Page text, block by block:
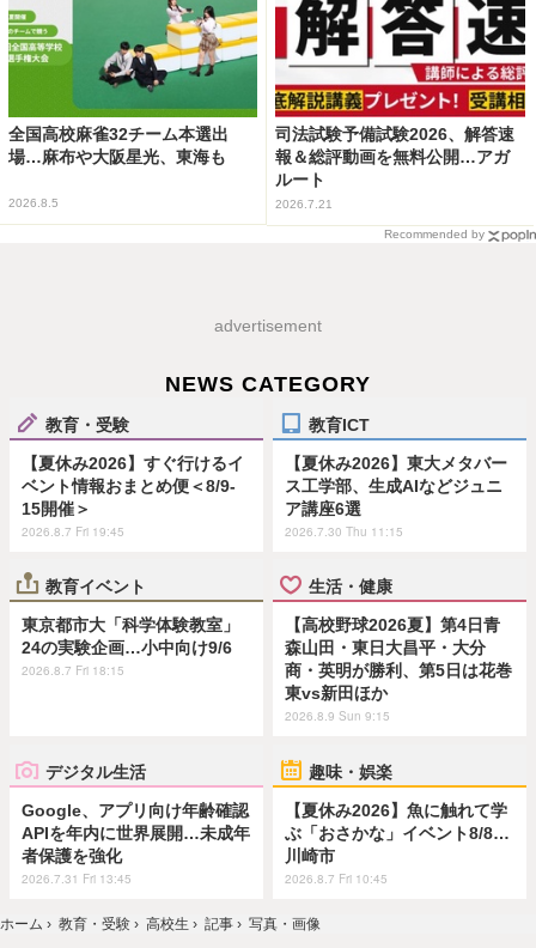
全国高校麻雀32チーム本選出
場…麻布や大阪星光、東海も
2026.8.5
司法試験予備試験2026、解答速
報＆総評動画を無料公開…アガ
ルート
2026.7.21
Recommended by
advertisement
NEWS CATEGORY
教育・受験
【夏休み2026】すぐ行けるイ
ベント情報おまとめ便＜8/9-
15開催＞
2026.8.7 Fri 19:45
教育ICT
【夏休み2026】東大メタバー
ス工学部、生成AIなどジュニ
ア講座6選
2026.7.30 Thu 11:15
教育イベント
東京都市大「科学体験教室」
24の実験企画…小中向け9/6
2026.8.7 Fri 18:15
生活・健康
【高校野球2026夏】第4日青
森山田・東日大昌平・大分
商・英明が勝利、第5日は花巻
東vs新田ほか
2026.8.9 Sun 9:15
デジタル生活
Google、アプリ向け年齢確認
APIを年内に世界展開…未成年
者保護を強化
2026.7.31 Fri 13:45
趣味・娯楽
【夏休み2026】魚に触れて学
ぶ「おさかな」イベント8/8…
川崎市
2026.8.7 Fri 10:45
ホーム › 教育・受験 › 高校生 › 記事 › 写真・画像